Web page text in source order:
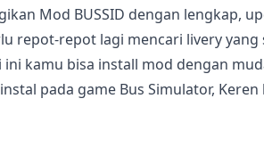
Mod BUSSID dengan lengkap,
repot-repot lagi mencari livery
kamu bisa install mod dengan
pada game Bus Simulator,